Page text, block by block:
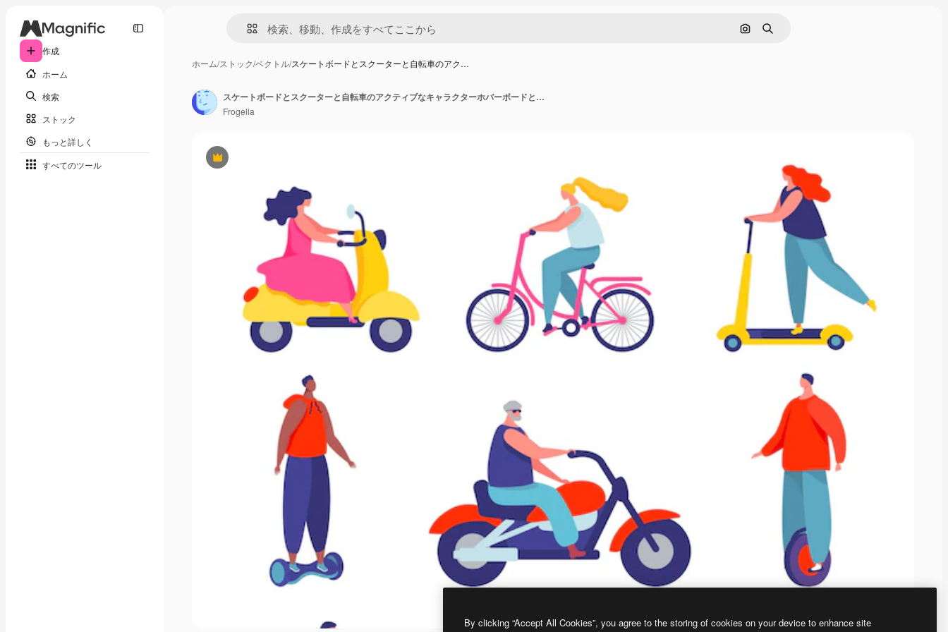
作成
ホーム
検索
ストック
もっと詳しく
すべてのツール
画像で検索
検索
ホーム/ストック/ベクトル/スケートボードとスクーターと自転車のアク…
Premium
スケートボードとスクーターと自転車のアクティブなキャラクターホバーボードと電気一輪車ストリート夏の活動屋外輸送ベクトルセットとしてさまざまな車両の若者
Frogella
By clicking “Accept All Cookies”, you agree to the storing of cookies on your device to enhance site